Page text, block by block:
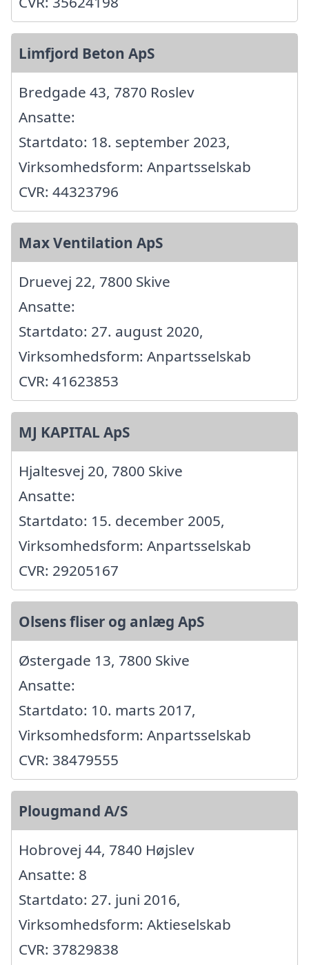
Limfjord Beton ApS
Bredgade 43, 7870 Roslev
Ansatte:
Startdato: 18. september 2023,
Virksomhedsform: Anpartsselskab
CVR: 44323796
Max Ventilation ApS
Druevej 22, 7800 Skive
Ansatte:
Startdato: 27. august 2020,
Virksomhedsform: Anpartsselskab
CVR: 41623853
MJ KAPITAL ApS
Hjaltesvej 20, 7800 Skive
Ansatte:
Startdato: 15. december 2005,
Virksomhedsform: Anpartsselskab
CVR: 29205167
Olsens fliser og anlæg ApS
Østergade 13, 7800 Skive
Ansatte:
Startdato: 10. marts 2017,
Virksomhedsform: Anpartsselskab
CVR: 38479555
Plougmand A/S
Hobrovej 44, 7840 Højslev
Ansatte: 8
Startdato: 27. juni 2016,
Virksomhedsform: Aktieselskab
CVR: 37829838